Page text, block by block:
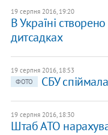
19 серпня 2016, 19:20
В Україні
дитсадках
19 серпня 2016, 18:53
ФОТО
СБУ
19 серпня 2016, 18:30
Штаб АТО